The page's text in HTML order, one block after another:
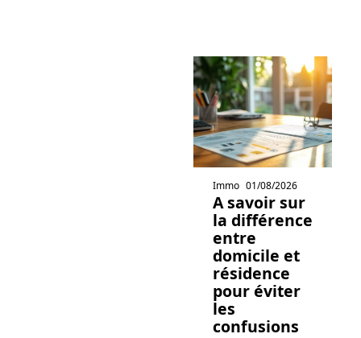
Immo 01/08/2026
A savoir sur
la différence
entre
domicile et
résidence
pour éviter
les
confusions